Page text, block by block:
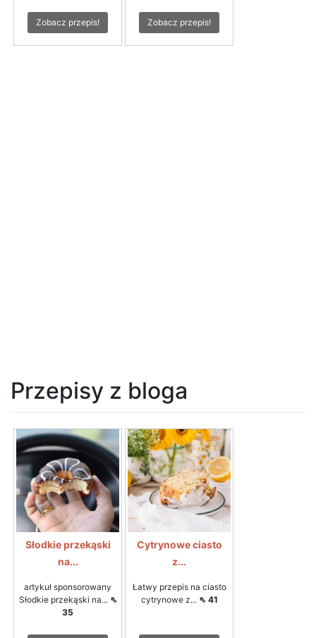
Zobacz przepis! Zobacz przepis!
Przepisy z bloga
Słodkie przekąski
na...
artykuł sponsorowany
Słodkie przekąski na... ⇖
35
Cytrynowe ciasto
z...
Łatwy przepis na ciasto
cytrynowe z... ⇖ 41